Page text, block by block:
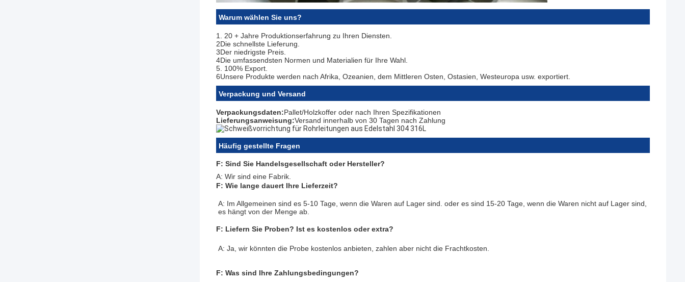
Warum wählen Sie uns?
1. 20 + Jahre Produktionserfahrung zu Ihren Diensten.
2Die schnellste Lieferung.
3Der niedrigste Preis.
4Die umfassendsten Normen und Materialien für Ihre Wahl.
5. 100% Export.
6Unsere Produkte werden nach Afrika, Ozeanien, dem Mittleren Osten, Ostasien, Westeuropa usw. exportiert.
Verpackung und Versand
Verpackungsdaten:Pallet/Holzkoffer oder nach Ihren Spezifikationen
Lieferungsanweisung:Versand innerhalb von 30 Tagen nach Zahlung
Häufig gestellte Fragen
F: Sind Sie Handelsgesellschaft oder Hersteller?
A: Wir sind eine Fabrik.
F: Wie lange dauert Ihre Lieferzeit?
A: Im Allgemeinen sind es 5-10 Tage, wenn die Waren auf Lager sind. oder es sind 15-20 Tage, wenn die Waren nicht auf Lager sind,
es hängt von der Menge ab.
F: Liefern Sie Proben? Ist es kostenlos oder extra?
A: Ja, wir könnten die Probe kostenlos anbieten, zahlen aber nicht die Frachtkosten.
F: Was sind Ihre Zahlungsbedingungen?